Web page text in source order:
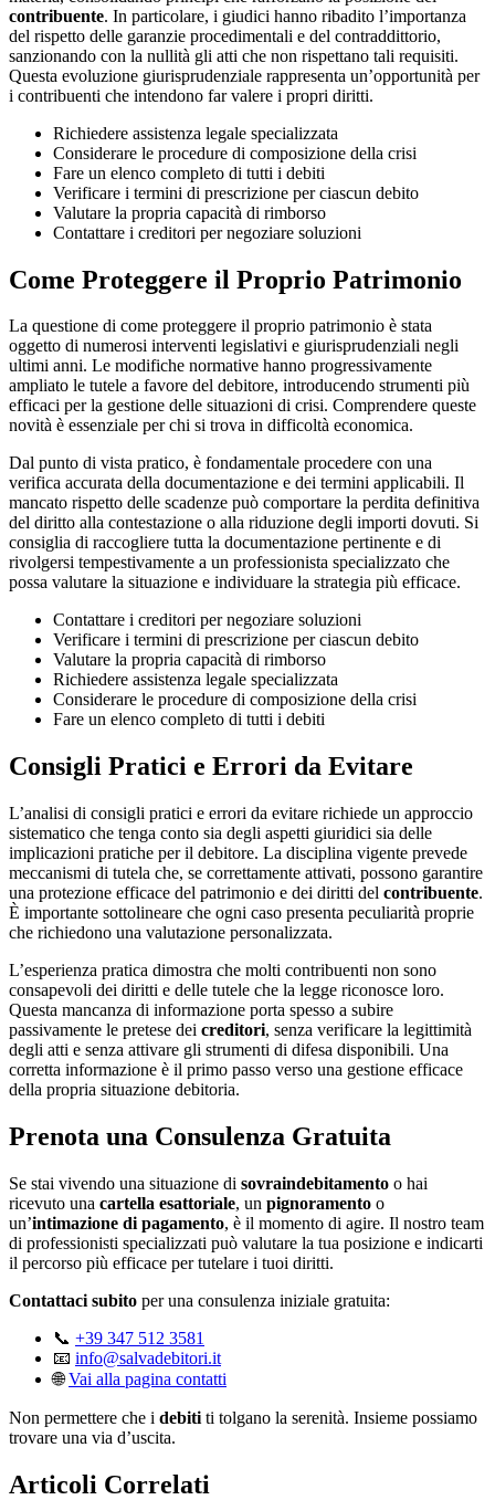
contribuente. In particolare, i giudici hanno ribadito l’importanza
del rispetto delle garanzie procedimentali e del contraddittorio,
sanzionando con la nullità gli atti che non rispettano tali requisiti.
Questa evoluzione giurisprudenziale rappresenta un’opportunità per
i contribuenti che intendono far valere i propri diritti.
Richiedere assistenza legale specializzata
Considerare le procedure di composizione della crisi
Fare un elenco completo di tutti i debiti
Verificare i termini di prescrizione per ciascun debito
Valutare la propria capacità di rimborso
Contattare i creditori per negoziare soluzioni
Come Proteggere il Proprio Patrimonio
La questione di come proteggere il proprio patrimonio è stata
oggetto di numerosi interventi legislativi e giurisprudenziali negli
ultimi anni. Le modifiche normative hanno progressivamente
ampliato le tutele a favore del debitore, introducendo strumenti più
efficaci per la gestione delle situazioni di crisi. Comprendere queste
novità è essenziale per chi si trova in difficoltà economica.
Dal punto di vista pratico, è fondamentale procedere con una
verifica accurata della documentazione e dei termini applicabili. Il
mancato rispetto delle scadenze può comportare la perdita definitiva
del diritto alla contestazione o alla riduzione degli importi dovuti. Si
consiglia di raccogliere tutta la documentazione pertinente e di
rivolgersi tempestivamente a un professionista specializzato che
possa valutare la situazione e individuare la strategia più efficace.
Contattare i creditori per negoziare soluzioni
Verificare i termini di prescrizione per ciascun debito
Valutare la propria capacità di rimborso
Richiedere assistenza legale specializzata
Considerare le procedure di composizione della crisi
Fare un elenco completo di tutti i debiti
Consigli Pratici e Errori da Evitare
L’analisi di consigli pratici e errori da evitare richiede un approccio
sistematico che tenga conto sia degli aspetti giuridici sia delle
implicazioni pratiche per il debitore. La disciplina vigente prevede
meccanismi di tutela che, se correttamente attivati, possono garantire
una protezione efficace del patrimonio e dei diritti del contribuente.
È importante sottolineare che ogni caso presenta peculiarità proprie
che richiedono una valutazione personalizzata.
L’esperienza pratica dimostra che molti contribuenti non sono
consapevoli dei diritti e delle tutele che la legge riconosce loro.
Questa mancanza di informazione porta spesso a subire
passivamente le pretese dei creditori, senza verificare la legittimità
degli atti e senza attivare gli strumenti di difesa disponibili. Una
corretta informazione è il primo passo verso una gestione efficace
della propria situazione debitoria.
Prenota una Consulenza Gratuita
Se stai vivendo una situazione di sovraindebitamento o hai
ricevuto una cartella esattoriale, un pignoramento o
un’intimazione di pagamento, è il momento di agire. Il nostro team
di professionisti specializzati può valutare la tua posizione e indicarti
il percorso più efficace per tutelare i tuoi diritti.
Contattaci subito per una consulenza iniziale gratuita:
📞 +39 347 512 3581
📧 info@salvadebitori.it
🌐Vai alla pagina contatti
Non permettere che i debiti ti tolgano la serenità. Insieme possiamo
trovare una via d’uscita.
Articoli Correlati